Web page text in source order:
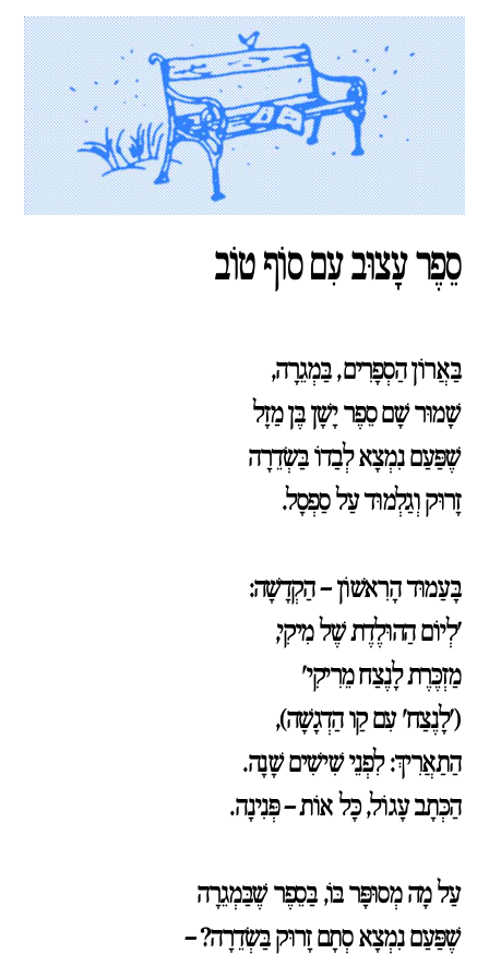
סֵפֶר עָצוּב עִם סוֹף טוֹב
בַּאֲרוֹן הַסְפָרִים, בַּמְגֵרָה,
שָׁמוּר שָׁם סֵפֶר יָשָׁן בֶּן מַזָל
שֶׁפַּעַם נִמְצָא לְבַדוֹ בַּשְׂדֵרָה
זָרוּק וְגַלְמוּד עַל סַפְסָל.
בָּעַמוּד הָרִאשׁוֹן – הַקְדָשָׁה:
'לְיוֹם הַהוּלֶדֶת שֶׁל מִיקִי,
מַזְכֶּרֶת לָנֶצַח מֵרִיקִי'
('לָנֶצַח' עִם קַו הַדְגָשָׁה),
הַתַאֲרִיךְ: לִפְנֵי שִׁישִׁים שָׁנָה.
הַכְּתָב עָגוֹל, כָּל אוֹת – פְּנִינָה.
עַל מָה מְסוּפָּר בּוֹ, בַּסֵפֶר שֶׁבַּמְגֵרָה
שֶׁפַּעַם נִמְצָא סְתָם זָרוּק בַּשְׂדֵרָה? –